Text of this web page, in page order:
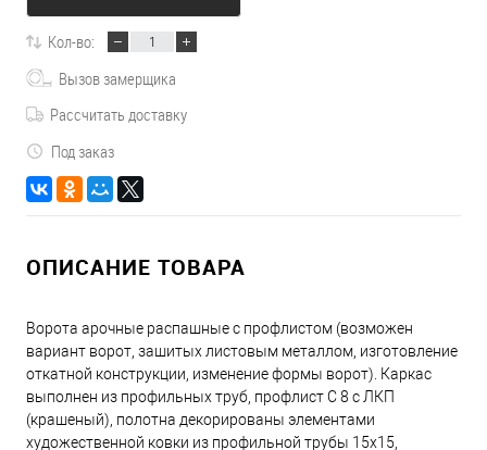
Кол-во:
Вызов замерщика
Рассчитать доставку
Под заказ
ОПИСАНИЕ ТОВАРА
Ворота арочные распашные с профлистом (возможен
вариант ворот, зашитых листовым металлом, изготовление
откатной конструкции, изменение формы ворот). Каркас
выполнен из профильных труб, профлист С 8 с ЛКП
(крашеный), полотна декорированы элементами
художественной ковки из профильной трубы 15х15,